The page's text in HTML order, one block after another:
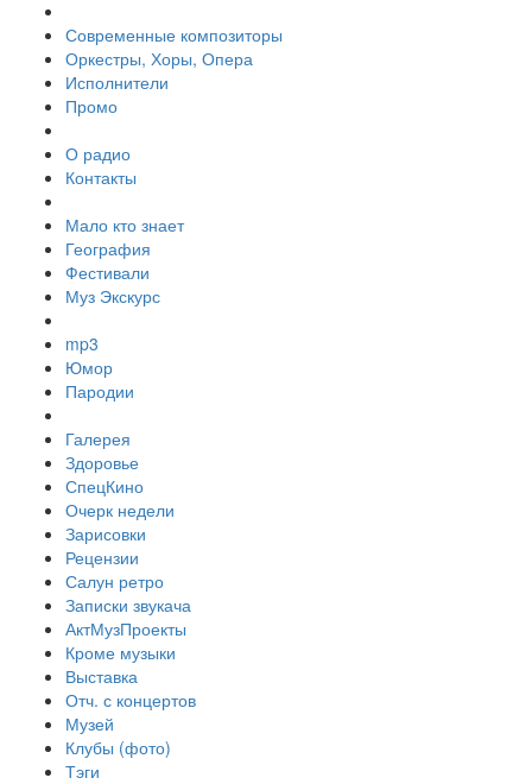
Современные композиторы
Оркестры, Хоры, Опера
Исполнители
Промо
О радио
Контакты
Мало кто знает
География
Фестивали
Муз Экскурс
mp3
Юмор
Пародии
Галерея
Здоровье
СпецКино
Очерк недели
Зарисовки
Рецензии
Салун ретро
Записки звукача
АктМузПроекты
Кроме музыки
Выставка
Отч. с концертов
Музей
Клубы (фото)
Тэги